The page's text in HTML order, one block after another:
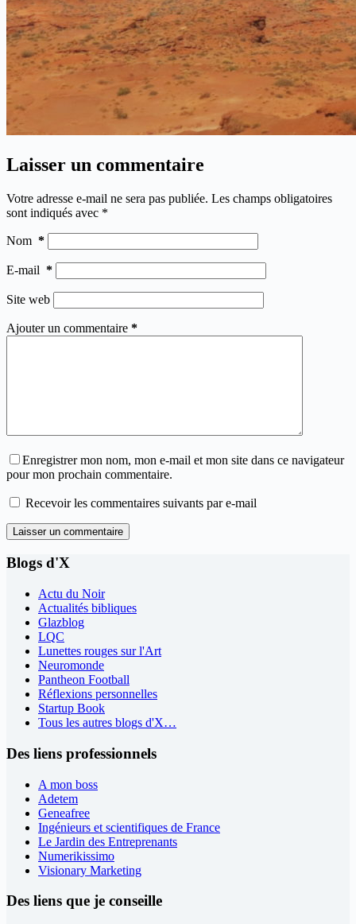
Laisser un commentaire
Votre adresse e-mail ne sera pas publiée. Les champs obligatoires
sont indiqués avec *
Nom *
E-mail *
Site web
Ajouter un commentaire *
Enregistrer mon nom, mon e-mail et mon site dans ce navigateur
pour mon prochain commentaire.
Recevoir les commentaires suivants par e-mail
Laisser un commentaire
Blogs d'X
Actu du Noir
Actualités bibliques
Glazblog
LQC
Lunettes rouges sur l'Art
Neuromonde
Pantheon Football
Réflexions personnelles
Startup Book
Tous les autres blogs d'X…
Des liens professionnels
A mon boss
Adetem
Geneafree
Ingénieurs et scientifiques de France
Le Jardin des Entreprenants
Numerikissimo
Visionary Marketing
Des liens que je conseille